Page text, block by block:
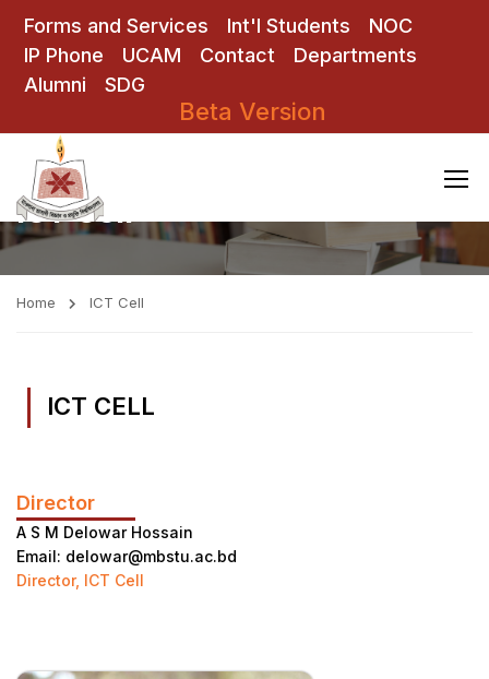
Forms and Services Int'l Students
NOC
IP Phone
UCAM Contact
Departments
Alumni
SDG
Beta Version
ICT Cell
Home ICT Cell
ICT CELL
Director
A S M Delowar Hossain
Email: delowar@mbstu.ac.bd
Director, ICT Cell